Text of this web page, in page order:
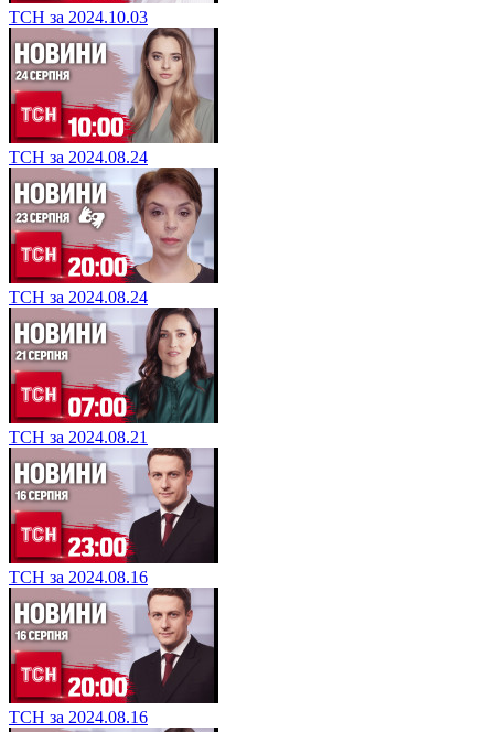
ТСН за 2024.10.03
ТСН за 2024.08.24
ТСН за 2024.08.24
ТСН за 2024.08.21
ТСН за 2024.08.16
ТСН за 2024.08.16